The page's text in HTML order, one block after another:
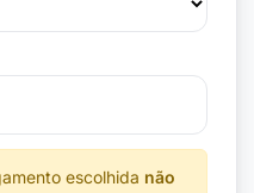
escolhida não